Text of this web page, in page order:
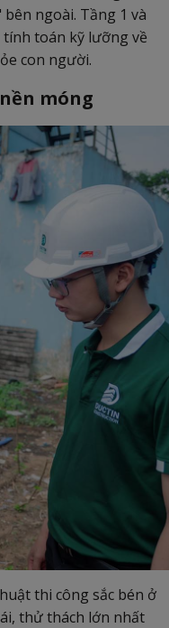
ngoài. Tầng 1 và
toán kỹ lưỡng về
con người.
móng
thi công sắc bén ở
thử thách lớn nhất